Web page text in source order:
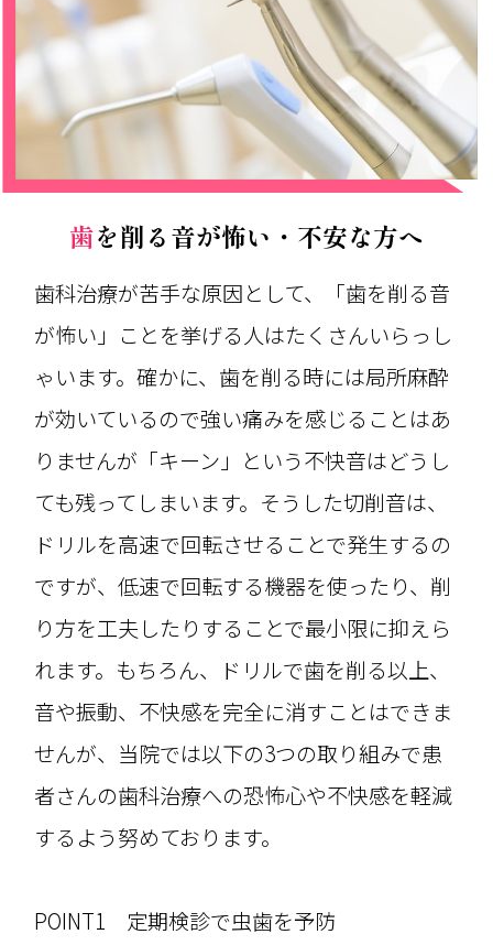
歯を削る音が怖い・不安な方へ
歯科治療が苦手な原因として、「歯を削る音
が怖い」ことを挙げる人はたくさんいらっし
ゃいます。確かに、歯を削る時には局所麻酔
が効いているので強い痛みを感じることはあ
りませんが「キーン」という不快音はどうし
ても残ってしまいます。そうした切削音は、
ドリルを高速で回転させることで発生するの
ですが、低速で回転する機器を使ったり、削
り方を工夫したりすることで最小限に抑えら
れます。もちろん、ドリルで歯を削る以上、
音や振動、不快感を完全に消すことはできま
せんが、当院では以下の3つの取り組みで患
者さんの歯科治療への恐怖心や不快感を軽減
するよう努めております。
POINT1 定期検診で虫歯を予防